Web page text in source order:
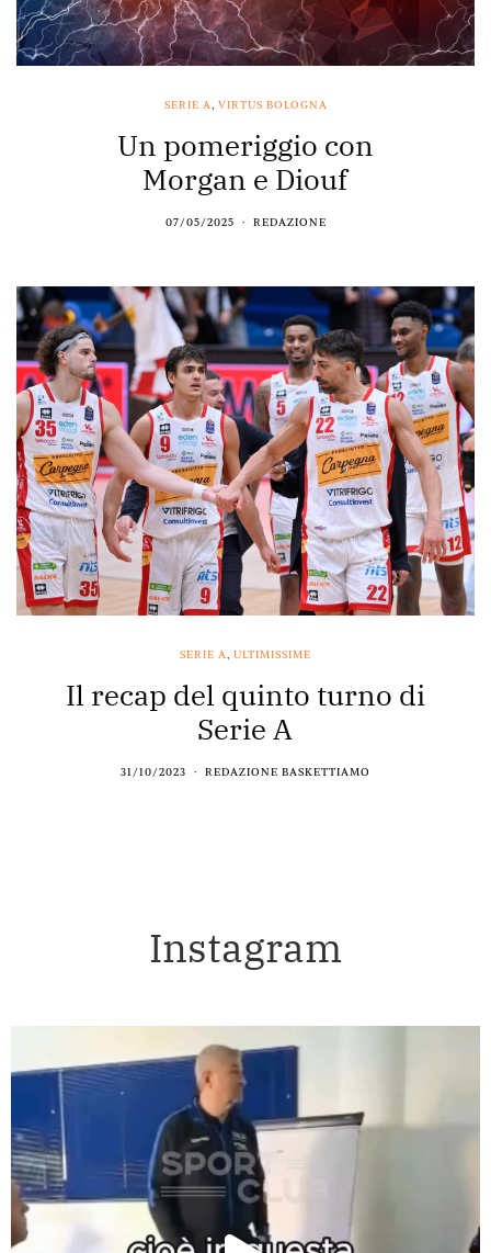
SERIE A, VIRTUS BOLOGNA
Un pomeriggio con
Morgan e Diouf
07/05/2025 REDAZIONE
SERIE A, ULTIMISSIME
Il recap del quinto turno di
Serie A
31/10/2023 REDAZIONE BASKETTIAMO
Instagram